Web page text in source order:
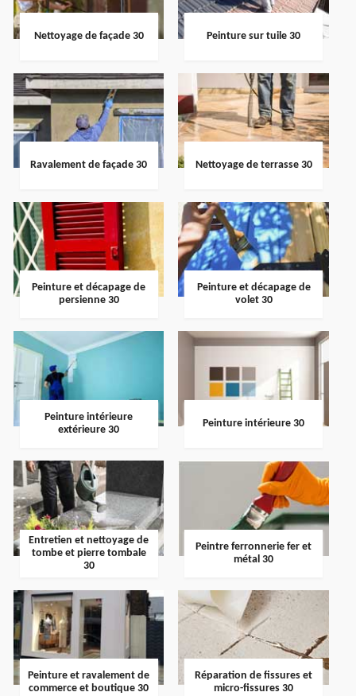
Nettoyage de façade 30 Peinture sur tuile 30
Ravalement de façade 30 Nettoyage de terrasse 30
Peinture et décapage de
persienne 30
Peinture et décapage de
volet 30
Peinture intérieure
extérieure 30
Peinture intérieure 30
Entretien et nettoyage de
tombe et pierre tombale
30
Peintre ferronnerie fer et
métal 30
Peinture et ravalement de
commerce et boutique 30
Réparation de fissures et
micro-fissures 30